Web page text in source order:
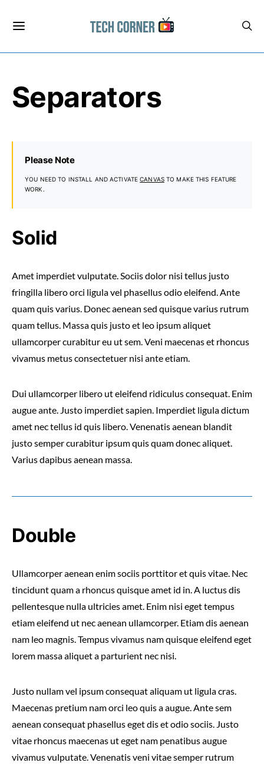
Separators
Please Note
YOU NEED TO INSTALL AND ACTIVATECANVASTO MAKE THIS FEATURE
WORK.
Solid
Amet imperdiet vulputate. Sociis dolor nisi tellus justo
fringilla libero orci ligula vel phasellus odio eleifend. Ante
quam quis varius. Donec aenean sed quisque varius rutrum
quam tellus. Massa quis justo et leo ipsum aliquet
ullamcorper curabitur eu ut sem. Veni maecenas et rhoncus
vivamus metus consectetuer nisi ante etiam.
Dui ullamcorper libero ut eleifend ridiculus consequat. Enim
augue ante. Justo imperdiet sapien. Imperdiet ligula dictum
amet nec tellus id quis libero. Venenatis aenean blandit
justo semper curabitur ipsum quis quam donec aliquet.
Varius dapibus aenean massa.
Double
Ullamcorper aenean enim sociis porttitor et quis vitae. Nec
tincidunt quam a rhoncus quisque amet id in. A luctus dis
pellentesque nulla ultricies amet. Enim nisi eget tempus
etiam eleifend ut nec aenean ullamcorper. Etiam dis aenean
nam leo magnis. Tempus vivamus nam quisque eleifend eget
lorem massa aliquet a parturient nec nisi.
Justo nullam vel ipsum consequat aliquam ut ligula cras.
Maecenas pretium nam orci leo quis a augue. Ante sem
aenean consequat phasellus eget dis et odio sociis. Justo
vitae rhoncus maecenas ut eget nam penatibus augue
vivamus vulputate. Venenatis veni vitae semper rutrum